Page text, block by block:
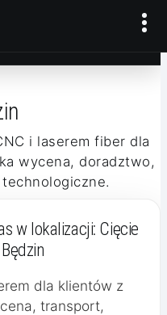
i laserem fiber dla
wycena, doradztwo,
w lokalizacji: Cięcie
dla klientów z
transport,